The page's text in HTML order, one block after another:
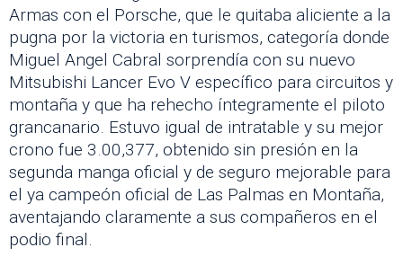
Armas con el Porsche, que le quitaba aliciente a la
pugna por la victoria en turismos, categoría donde
Miguel Angel Cabral sorprendía con su nuevo
Mitsubishi Lancer Evo V específico para circuitos y
montaña y que ha rehecho íntegramente el piloto
grancanario. Estuvo igual de intratable y su mejor
crono fue 3.00,377, obtenido sin presión en la
segunda manga oficial y de seguro mejorable para
el ya campeón oficial de Las Palmas en Montaña,
aventajando claramente a sus compañeros en el
podio final.